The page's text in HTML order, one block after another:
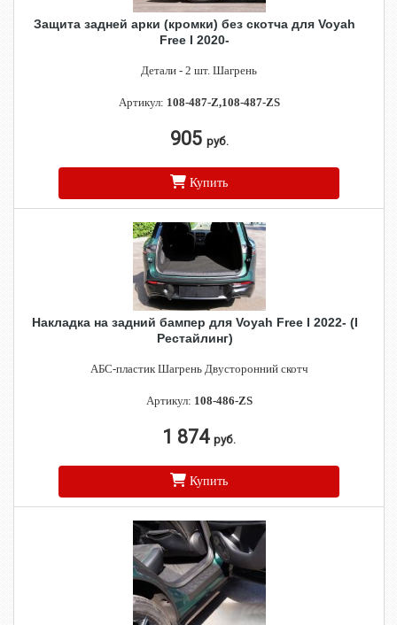
Защита задней арки (кромки) без скотча для Voyah
Free I 2020-
Детали - 2 шт. Шагрень
Артикул: 108-487-Z,108-487-ZS
905 руб.
Купить
Накладка на задний бампер для Voyah Free I 2022- (I
Рестайлинг)
АБС-пластик Шагрень Двусторонний скотч
Артикул: 108-486-ZS
1 874 руб.
Купить